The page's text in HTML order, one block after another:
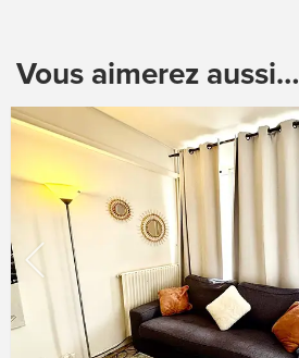
Vous aimerez aussi…